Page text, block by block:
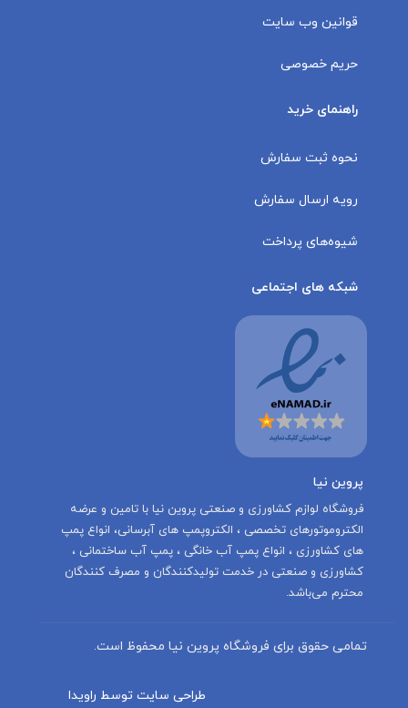
قوانین وب سایت
حریم خصوصی
راهنمای خرید
نحوه ثبت سفارش
رویه ارسال سفارش
شیوه‌های پرداخت
شبکه های اجتماعی
پروین نیا
‌فروشگاه لوازم کشاورزی و صنعتی پروین نیا با تامين و عرضه
الكتروموتورهاى تخصصى ، الكتروپمپ هاى آبرسانى، انواع پمپ
های کشاورزی ، انواع پمپ آب خانگی ، پمپ آب ساختمانی ،
کشاورزی و صنعتی در خدمت توليدكنندگان و مصرف كنندگان
محترم می‌باشد.
تمامی حقوق برای فروشگاه پروین نیا محفوظ است.
طراحی سایت توسط راویدا